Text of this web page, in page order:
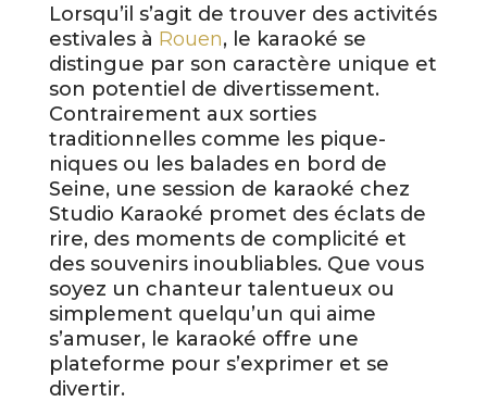
Lorsqu’il s’agit de trouver des activités
estivales à Rouen, le karaoké se
distingue par son caractère unique et
son potentiel de divertissement.
Contrairement aux sorties
traditionnelles comme les pique-
niques ou les balades en bord de
Seine, une session de karaoké chez
Studio Karaoké promet des éclats de
rire, des moments de complicité et
des souvenirs inoubliables. Que vous
soyez un chanteur talentueux ou
simplement quelqu’un qui aime
s’amuser, le karaoké offre une
plateforme pour s’exprimer et se
divertir.